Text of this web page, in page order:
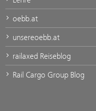
oebb.at
unsereoebb.at
railaxed Reiseblog
Rail Cargo Group Blog